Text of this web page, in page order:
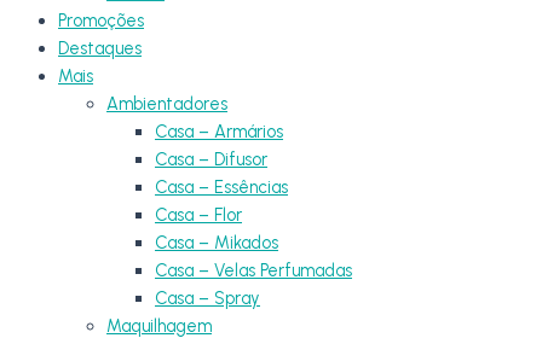
Promoções
Destaques
Mais
Ambientadores
Casa – Armários
Casa – Difusor
Casa – Essências
Casa – Flor
Casa – Mikados
Casa – Velas Perfumadas
Casa – Spray
Maquilhagem